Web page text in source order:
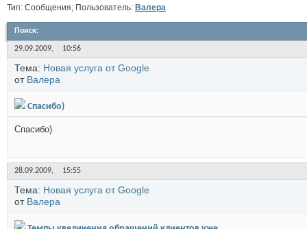
Тип: Сообщения; Пользователь: Валера
Поиск:
29.09.2009, 10:56
Тема: Новая услуга от Google
от Валера
Спасибо)
Спасибо)
28.09.2009, 15:55
Тема: Новая услуга от Google
от Валера